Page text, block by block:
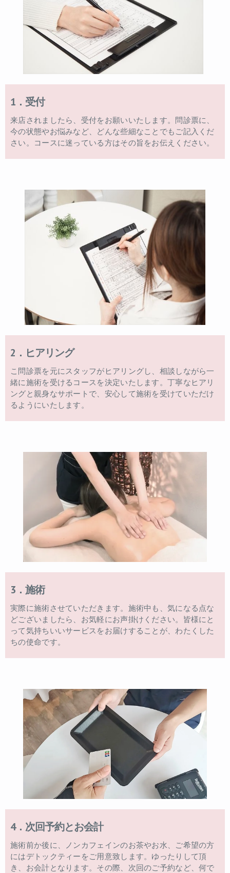
1．受付
来店されましたら、受付をお願いいたします。問診票に、
今の状態やお悩みなど、どんな些細なことでもご記入くだ
さい。コースに迷っている方はその旨をお伝えください。
2．ヒアリング
こ問診票を元にスタッフがヒアリングし、相談しながら一
緒に施術を受けるコースを決定いたします。丁寧なヒアリ
ングと親身なサポートで、安心して施術を受けていただけ
るようにいたします。
3．施術
実際に施術させていただきます。施術中も、気になる点な
どございましたら、お気軽にお声掛けください。皆様にと
って気持ちいいサービスをお届けすることが、わたくした
ちの使命です。
4．次回予約とお会計
施術前か後に、ノンカフェインのお茶やお水、ご希望の方
にはデトックティーをご用意致します。ゆったりして頂
き、お会計となります。その際、次回のご予約など、何で